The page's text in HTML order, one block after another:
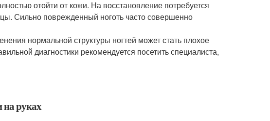
отойти от кожи. На восстановление потребуется
Сильно поврежденный ноготь часто совершенно
нормальной структуры ногтей может стать плохое
диагностики рекомендуется посетить специалиста,
на руках